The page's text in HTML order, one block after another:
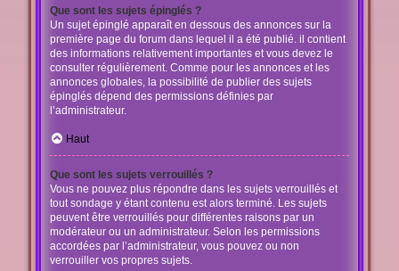
Que sont les sujets épinglés ?
Un sujet épinglé apparaît en dessous des annonces sur la
première page du forum dans lequel il a été publié. il contient
des informations relativement importantes et vous devez le
consulter régulièrement. Comme pour les annonces et les
annonces globales, la possibilité de publier des sujets
épinglés dépend des permissions définies par
l’administrateur.
Haut
Que sont les sujets verrouillés ?
Vous ne pouvez plus répondre dans les sujets verrouillés et
tout sondage y étant contenu est alors terminé. Les sujets
peuvent être verrouillés pour différentes raisons par un
modérateur ou un administrateur. Selon les permissions
accordées par l’administrateur, vous pouvez ou non
verrouiller vos propres sujets.